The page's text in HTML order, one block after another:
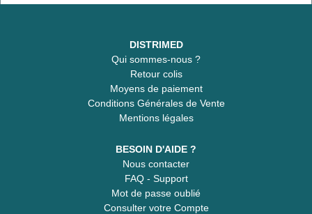
DISTRIMED
Qui sommes-nous ?
Retour colis
Moyens de paiement
Conditions Générales de Vente
Mentions légales
BESOIN D'AIDE ?
Nous contacter
FAQ - Support
Mot de passe oublié
Consulter votre Compte